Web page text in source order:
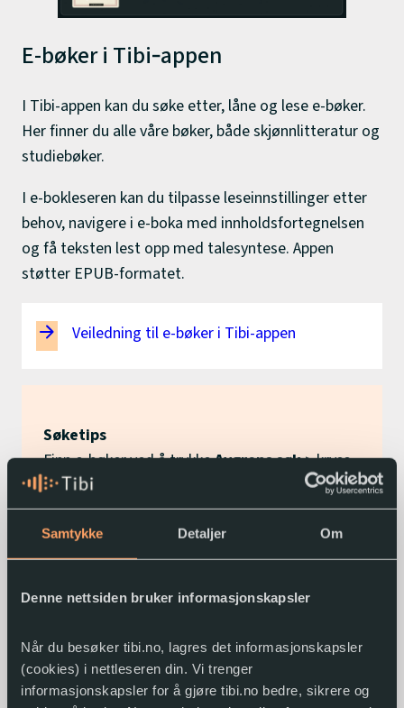
Samtykke Detaljer Om
Denne nettsiden bruker informasjonskapsler
Når du besøker tibi.no, lagres det informasjonskapsler
(cookies) i nettleseren din. Vi trenger
informasjonskapsler for å gjøre tibi.no bedre, sikrere og
E-bøker i Tibi‑appen
I Tibi-appen kan du søke etter, låne og lese e-bøker.
Her finner du alle våre bøker, både skjønnlitteratur og
studiebøker.
I e-bokleseren kan du tilpasse leseinnstillinger etter
behov, navigere i e-boka med innholdsfortegnelsen
og få teksten lest opp med talesyntese. Appen
støtter EPUB-formatet.
Veiledning til e-bøker i Tibi-appen
Søketips
Finn e-bøker ved å trykkeAvgrens søk> kryss
av for medietypen
Søk etter boka.
VelgMedietype: E-bok